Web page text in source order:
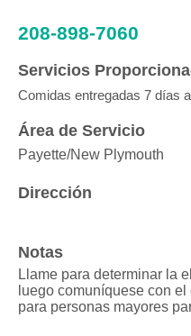
208-898-7060
Servicios
Comidas entregadas 7 días
Área de Servicio
Payette/New Plymouth
Dirección
Notas
Llame para determinar la
luego comuníquese con el
para personas mayores